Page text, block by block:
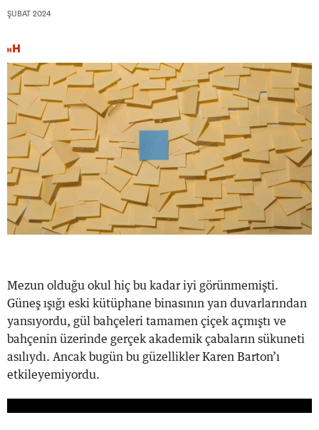
ŞUBAT 2024
Mezun olduğu okul hiç bu kadar iyi görünmemişti.
Güneş ışığı eski kütüphane binasının yan duvarlarından
yansıyordu, gül bahçeleri tamamen çiçek açmıştı ve
bahçenin üzerinde gerçek akademik çabaların sükuneti
asılıydı. Ancak bugün bu güzellikler Karen Barton’ı
etkileyemiyordu.